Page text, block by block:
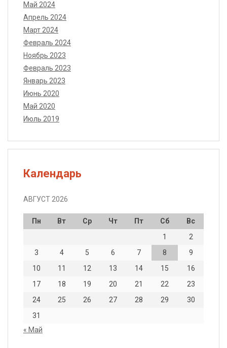
Май 2024
Апрель 2024
Март 2024
Февраль 2024
Ноябрь 2023
Февраль 2023
Январь 2023
Июнь 2020
Май 2020
Июль 2019
Календарь
АВГУСТ 2026
Пн Вт Ср Чт Пт Сб
Вс
1
2
3
4 5 6 7 8
9
10
11 12 13 14 15
16
17
18 19 20 21 22
23
24
25 26 27 28 29
30
31
« Май